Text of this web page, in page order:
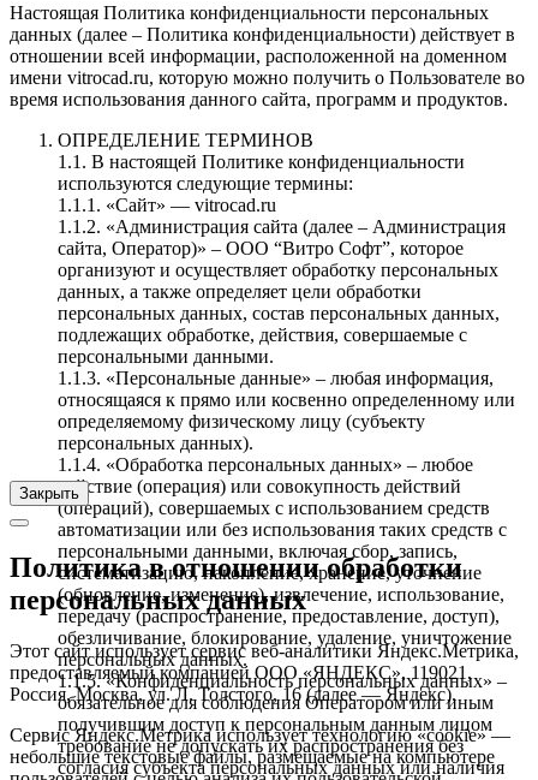
Настоящая Политика конфиденциальности персональных
данных (далее – Политика конфиденциальности) действует в
отношении всей информации, расположенной на доменном
имени vitrocad.ru, которую можно получить о Пользователе во
время использования данного сайта, программ и продуктов.
ОПРЕДЕЛЕНИЕ ТЕРМИНОВ
1.1. В настоящей Политике конфиденциальности
используются следующие термины:
1.1.1. «Сайт» — vitrocad.ru
1.1.2. «Администрация сайта (далее – Администрация
сайта, Оператор)» – ООО “Витро Софт”, которое
организуют и осуществляет обработку персональных
данных, а также определяет цели обработки
персональных данных, состав персональных данных,
подлежащих обработке, действия, совершаемые с
персональными данными.
1.1.3. «Персональные данные» – любая информация,
относящаяся к прямо или косвенно определенному или
определяемому физическому лицу (субъекту
персональных данных).
1.1.4. «Обработка персональных данных» – любое
действие (операция) или совокупность действий
(операций), совершаемых с использованием средств
автоматизации или без использования таких средств с
персональными данными, включая сбор, запись,
систематизацию, накопление, хранение, уточнение
(обновление, изменение), извлечение, использование,
передачу (распространение, предоставление, доступ),
обезличивание, блокирование, удаление, уничтожение
персональных данных.
1.1.5. «Конфиденциальность персональных данных» –
обязательное для соблюдения Оператором или иным
получившим доступ к персональным данным лицом
требование не допускать их распространения без
согласия субъекта персональных данных или наличия
Закрыть
Политика в отношении обработки
персональных данных
Этот сайт использует сервис веб-аналитики Яндекс.Метрика,
предоставляемый компанией ООО «ЯНДЕКС», 119021,
Россия, Москва, ул. Л. Толстого, 16 (далее — Яндекс).
Сервис Яндекс.Метрика использует технологию «cookie» —
небольшие текстовые файлы, размещаемые на компьютере